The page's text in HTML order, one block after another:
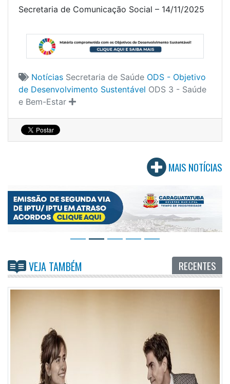
Secretaria de Comunicação Social – 14/11/2025
Notícias Secretaria de Saúde ODS - Objetivo
de Desenvolvimento Sustentável ODS 3 - Saúde
e Bem-Estar
MAIS NOTÍCIAS
VEJA TAMBÉM RECENTES